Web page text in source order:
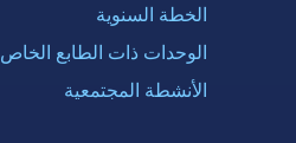
الخطة السنوية
الوحدات ذات الطابع الخاص
الأنشطة المجتمعية